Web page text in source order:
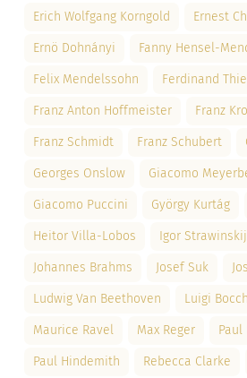
Erich Wolfgang Korngold Ernest
Ernö Dohnányi Fanny Hensel-
Felix Mendelssohn Ferdinand
Franz Anton Hoffmeister Franz
Franz Schmidt Franz Schubert
Georges Onslow Giacomo
Giacomo Puccini György Kurtág
Heitor Villa-Lobos Igor Strawinskij
Johannes Brahms Josef Suk
Ludwig Van Beethoven Luigi
Maurice Ravel Max Reger Paul
Paul Hindemith Rebecca Clarke